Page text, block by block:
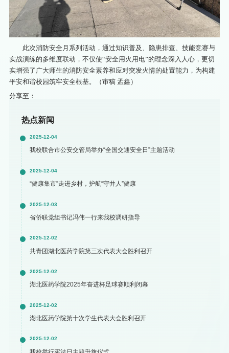
此次消防安全月系列活动，通过知识普及、隐患排查、技能竞赛与
实战演练的多维度联动，不仅使“安全用火用电”的理念深入人心，更切
实增强了广大师生的消防安全素养和应对突发火情的处置能力，为构建
平安和谐校园筑牢安全根基。（审稿 孟鑫）
分享至：
热点新闻
2025-12-04
我校联合市公安交管局举办“全国交通安全日”主题活动
2025-12-04
“健康集市”走进乡村，护航“守井人”健康
2025-12-03
省侨联党组书记冯伟一行来我校调研指导
2025-12-02
共青团湖北医药学院第三次代表大会胜利召开
2025-12-02
湖北医药学院2025年奋进杯足球赛顺利闭幕
2025-12-02
湖北医药学院第十次学生代表大会胜利召开
2025-12-02
我校举行宪法日主题升旗仪式